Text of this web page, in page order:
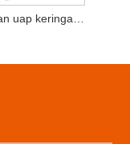
Ruangan uap keringat kayu mobile